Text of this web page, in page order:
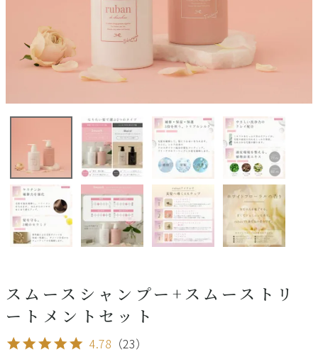
スムースシャンプー+スムーストリ
ートメントセット
4.78 （23）